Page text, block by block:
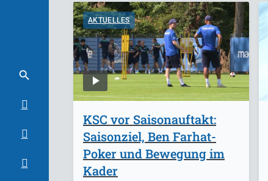
AKTUELLES
KSC vor Saisonauftakt:
Saisonziel, Ben Farhat-
Poker und Bewegung im
Kader